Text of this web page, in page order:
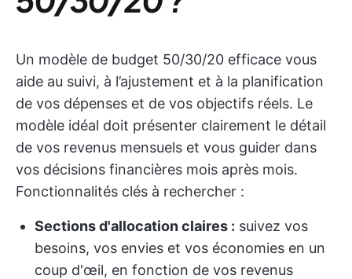
Un modèle de budget 50/30/20 efficace vous
aide au suivi, à l’ajustement et à la planification
de vos dépenses et de vos objectifs réels. Le
modèle idéal doit présenter clairement le détail
de vos revenus mensuels et vous guider dans
vos décisions financières mois après mois.
Fonctionnalités clés à rechercher :
Sections d'allocation claires : suivez vos
besoins, vos envies et vos économies en un
coup d'œil, en fonction de vos revenus